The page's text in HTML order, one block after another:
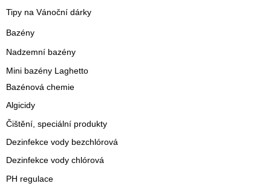
Tipy na Vánoční dárky
Bazény
Nadzemní bazény
Mini bazény Laghetto
Bazénová chemie
Algicidy
Čištění, speciální produkty
Dezinfekce vody bezchlórová
Dezinfekce vody chlórová
PH regulace